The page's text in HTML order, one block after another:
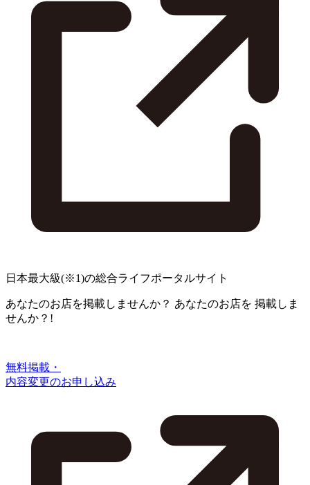
日本最大級(※1)の総合ライフポータルサイト
あなたのお店を掲載しませんか？ あなたのお店を 掲載しま
せんか？!
無料掲載・
内容変更のお申し込み